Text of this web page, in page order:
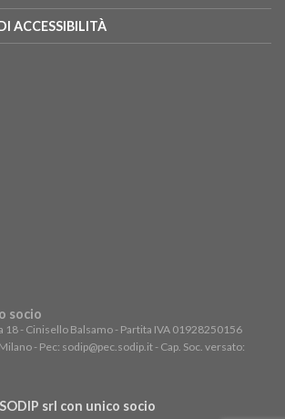
ACCESSIBILITÀ
socio
18 - Cinisello Balsamo - Partita IVA 01928250156
- Pec: sodip@pec.sodip.it - Cap. Soc. versato:
SODIP srl con unico socio